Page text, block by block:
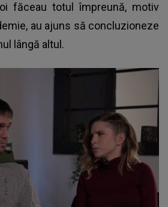
făceau totul împreună, motiv
au ajuns să concluzioneze
lângă altul.